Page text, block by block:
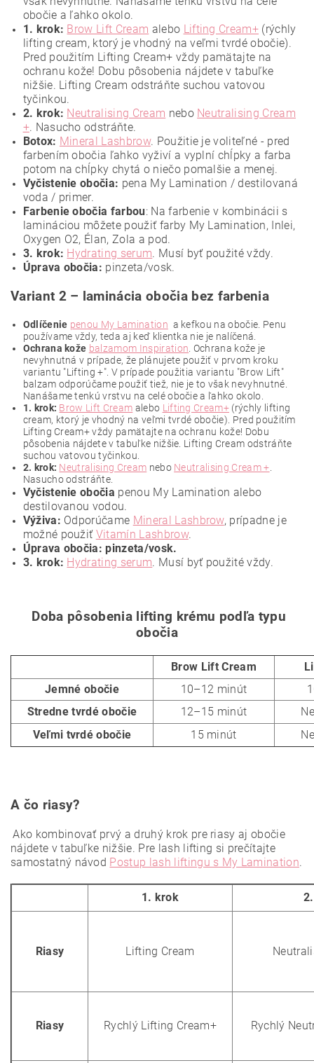
obočie a ľahko okolo.
1. krok: Brow Lift Cream alebo Lifting Cream+ (rýchly
lifting cream, ktorý je vhodný na veľmi tvrdé obočie).
Pred použitím Lifting Cream+ vždy pamätajte na
ochranu kože! Dobu pôsobenia nájdete v tabuľke
nižšie. Lifting Cream odstráňte suchou vatovou
tyčinkou.
2. krok: Neutralising Cream nebo Neutralising Cream
+. Nasucho odstráňte.
Botox: Mineral Lashbrow. Použitie je voliteľné - pred
farbením obočia ľahko vyživí a vyplní chĺpky a farba
potom na chĺpky chytá o niečo pomalšie a menej.
Vyčistenie obočia: pena My Lamination / destilovaná
voda / primer.
Farbenie obočia farbou: Na farbenie v kombinácii s
lamináciou môžete použiť farby My Lamination, Inlei,
Oxygen O2, Élan, Zola a pod.
3. krok: Hydrating serum. Musí byť použité vždy.
Úprava obočia: pinzeta/vosk.
Variant 2 – laminácia obočia bez farbenia
Odlíčenie penou My Lamination a kefkou na obočie. Penu
používame vždy, teda aj keď klientka nie je nalíčená.
Ochrana kože balzamom Inspiration . Ochrana kože je
nevyhnutná v prípade, že plánujete použiť v prvom kroku
variantu "Lifting +". V prípade použitia variantu "Brow Lift"
balzam odporúčame použiť tiež, nie je to však nevyhnutné.
Nanášame tenkú vrstvu na celé obočie a ľahko okolo.
1. krok: Brow Lift Cream alebo Lifting Cream+ (rýchly lifting
cream, ktorý je vhodný na veľmi tvrdé obočie). Pred použitím
Lifting Cream+ vždy pamätajte na ochranu kože! Dobu
pôsobenia nájdete v tabuľke nižšie. Lifting Cream odstráňte
suchou vatovou tyčinkou.
2. krok: Neutralising Cream nebo Neutralising Cream +
Nasucho odstráňte.
Vyčistenie obočia penou My Lamination alebo
destilovanou vodou.
Výživa: Odporúčame Mineral Lashbrow, prípadne je
možné použiť Vitamín Lashbrow.
Úprava obočia: pinzeta/vosk.
3. krok: Hydrating serum. Musí byť použité vždy.
Doba pôsobenia lifting krému podľa typu
obočia
Brow Lift Cream
Jemné obočie
10–12 minút
Stredne tvrdé obočie
12–15 minút
Veľmi tvrdé obočie
15 minút
A čo riasy?
Ako kombinovať prvý a druhý krok pre riasy aj obočie
nájdete v tabuľke nižšie. Pre lash lifting si prečítajte
samostatný návod Postup lash liftingu s My Lamination.
1. krok
Riasy Lifting Cream
Riasy Rychlý Lifting Cream+ Rychlý